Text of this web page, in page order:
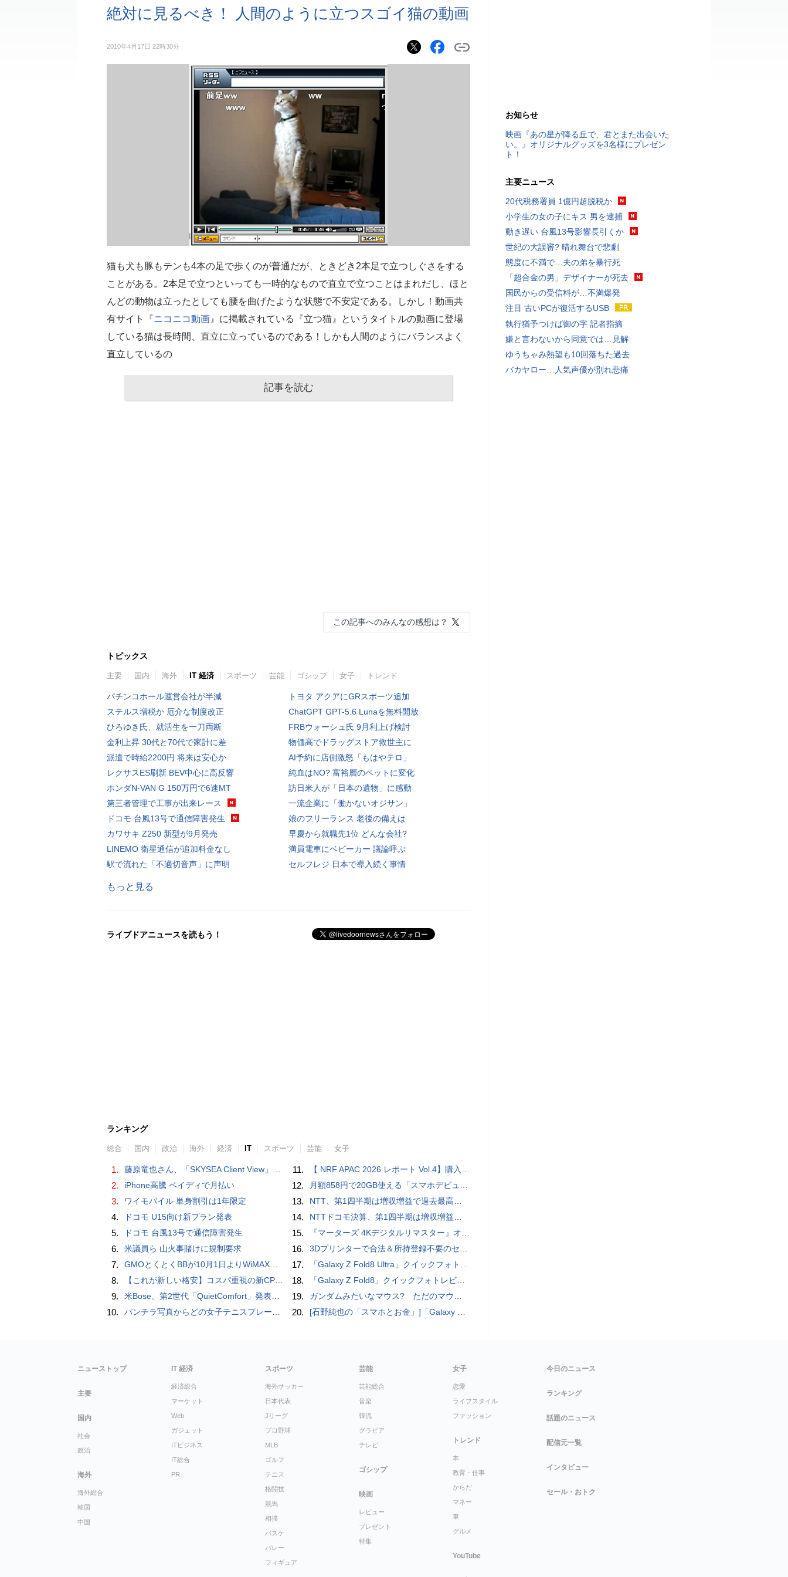
絶対に見るべき！ 人間のように立つスゴイ猫の動画
2010年4月17日 22時30分
猫も犬も豚もテンも4本の足で歩くのが普通だが、ときどき2本足で立つしぐさをする
ことがある。2本足で立つといっても一時的なもので直立で立つことはまれだし、ほと
んどの動物は立ったとしても腰を曲げたような状態で不安定である。しかし！動画共
有サイト『ニコニコ動画 』に掲載されている『立つ猫』というタイトルの動画に登場
している猫は長時間、直立に立っているのである！しかも人間のようにバランスよく
直立しているの
記事を読む
この記事へのみんなの感想は？
トピックス
主要 国内 海外 IT 経済 スポーツ 芸能 ゴシップ 女子 トレンド
パチンコホール運営会社が半減
ステルス増税か 厄介な制度改正
ひろゆき氏、就活生を一刀両断
金利上昇 30代と70代で家計に差
派遣で時給2200円 将来は安心か
レクサスES刷新 BEV中心に高反響
ホンダN-VAN G 150万円で6速MT
第三者管理で工事が出来レース
ドコモ 台風13号で通信障害発生
カワサキ Z250 新型が9月発売
LINEMO 衛星通信が追加料金なし
駅で流れた「不適切音声」に声明
トヨタ アクアにGRスポーツ追加
ChatGPT GPT-5.6 Lunaを無料開放
FRBウォーシュ氏 9月利上げ検討
物価高でドラッグストア救世主に
AI予約に店側激怒「もはやテロ」
純血はNO? 富裕層のペットに変化
訪日米人が「日本の遺物」に感動
一流企業に「働かないオジサン」
娘のフリーランス 老後の備えは
早慶から就職先1位 どんな会社?
満員電車にベビーカー 議論呼ぶ
セルフレジ 日本で導入続く事情
もっと見る
ライブドアニュースを読もう！
ランキング
総合 国内 政治 海外 経済 IT スポーツ 芸能 女子
1. 藤原竜也さん、「SKYSEA Client View」新CMで「AI労務改善」をアピール 働き方をAIが分析したら「すぐに休んで」と言われる？
2. iPhone高騰 ペイディで月払い
3. ワイモバイル 単身割引は1年限定
4. ドコモ U15向け新プラン発表
5. ドコモ 台風13号で通信障害発生
6. 米議員ら 山火事賭けに規制要求
7. GMOとくとくBBが10月1日よりWiMAXなど月額605円値上げ！全6種の重要変更を徹底解説
8. 【これが新しい格安】コスパ重視の新CPUを搭載した「 Beelink EQi Wildcat Lake Core 3 304」をレビューします。なんと10G LANも搭載していますよ
9. 米Bose、第2世代「QuietComfort」発表 ノイキャン強化、メガネ着用時の低下を抑制
10. パンチラ写真からどの女子テニスプレーヤーのものなのか当てるクイズ「Tennis Upskirts」
11. 【 NRF APAC 2026 レポート Vol.4】購入の瞬間に眠る価値 Transaction Momentとリテールの次の成長戦略
12. 月額858円で20GB使える「スマホデビュープラン U15」ドコモが提供、ahamoも割引になる親子割も
13. NTT、第1四半期は増収増益で過去最高 IOWNや分散GPUの取り組みを説明
14. NTTドコモ決算、第1四半期は増収増益 通信収入に底打ちの兆し、金融・AIを強化
15. 『マーターズ 4Kデジタルリマスター』オールナイト上映、鬼畜な併映作品が決定 全部観たら“生還証”をプレゼント［ホラー通信］
16. 3Dプリンターで合法＆所持登録不要のセミオートマチック銃を自作、発砲試験にも成功した猛者が登場
17. 「Galaxy Z Fold8 Ultra」クイックフォトレビュー
18. 「Galaxy Z Fold8」クイックフォトレビュー
19. ガンダムみたいなマウス? ただのマウスとは違うのだよ1944通りの形状に変更できる驚異のマウス
20. [石野純也の「スマホとお金」]「Galaxy Z Fold7／Flip7」発表、注目したいソフトバンクの価格攻勢
お知らせ
映画『あの星が降る丘で、君とまた出会いた
い。』オリジナルグッズを3名様にプレゼン
ト！
主要ニュース
20代税務署員 1億円超脱税か
小学生の女の子にキス 男を逮捕
動き遅い 台風13号影響長引くか
世紀の大誤審? 晴れ舞台で悲劇
態度に不満で…夫の弟を暴行死
「超合金の男」デザイナーが死去
国民からの受信料が…不満爆発
注目 古いPCが復活するUSB
執行猶予つけば御の字 記者指摘
嫌と言わないから同意では…見解
ゆうちゃみ熱望も10回落ちた過去
バカヤロー…人気声優が別れ悲痛
ニューストップ
主要
国内
社会
政治
海外
海外総合
韓国
中国
IT 経済
経済総合
マーケット
Web
ガジェット
ITビジネス
IT総合
PR
スポーツ
海外サッカー
日本代表
Jリーグ
プロ野球
MLB
ゴルフ
テニス
格闘技
競馬
相撲
バスケ
バレー
フィギュア
芸能
芸能総合
音楽
韓流
グラビア
テレビ
ゴシップ
映画
レビュー
プレゼント
特集
女子
恋愛
ライフスタイル
ファッション
トレンド
本
教育・仕事
からだ
マネー
車
グルメ
YouTube
今日のニュース
ランキング
話題のニュース
配信元一覧
インタビュー
セール・おトク